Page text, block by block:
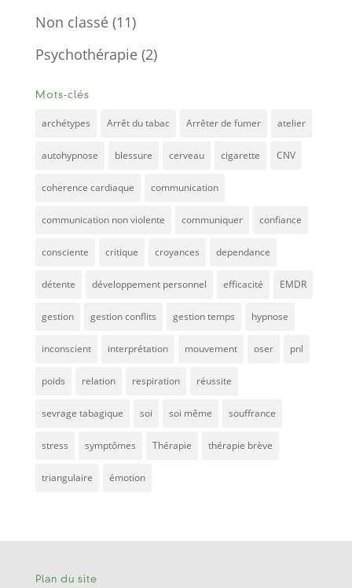
Non classé(11)
Psychothérapie(2)
Mots-clés
archétypes Arrêt du tabac Arrêter de fumer atelier
autohypnose blessure cerveau cigarette CNV
coherence cardiaque communication
communication non violente communiquer confiance
consciente critique croyances dependance
détente développement personnel efficacité EMDR
gestion gestion conflits gestion temps hypnose
inconscient interprétation mouvement oser pnl
poids relation respiration réussite
sevrage tabagique soi soi même souffrance
stress symptômes Thérapie thérapie brève
triangulaire émotion
Plan du site